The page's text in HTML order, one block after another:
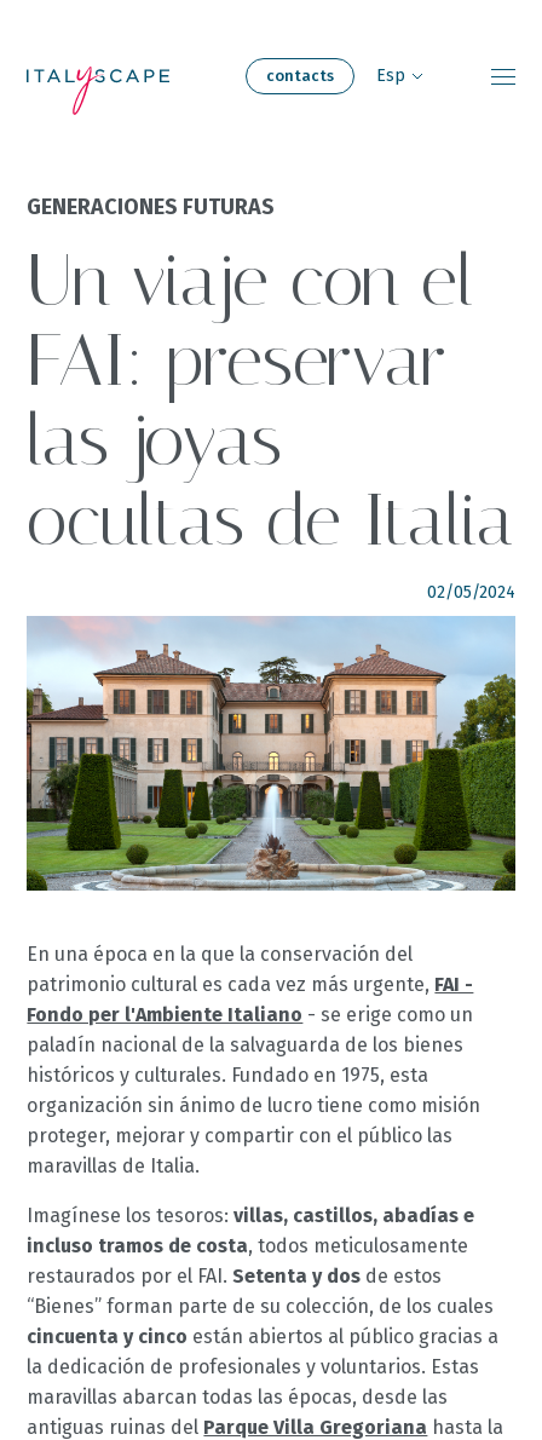
main
Contact
contacts Esp
Acerca de
Nuestros
Nuestro equipo
eventos
Carreras
profesionales
italyscape@italyscape.com
+39 011 2293208
GENERACIONES FUTURAS
Un viaje con el
FAI: preservar
las joyas
ocultas de Italia
02/05/2024
En una época en la que la conservación del
patrimonio cultural es cada vez más urgente, FAI -
Fondo per l'Ambiente Italiano - se erige como un
paladín nacional de la salvaguarda de los bienes
históricos y culturales. Fundado en 1975, esta
organización sin ánimo de lucro tiene como misión
proteger, mejorar y compartir con el público las
maravillas de Italia.
Imagínese los tesoros:villas, castillos, abadías e
incluso tramos de costa, todos meticulosamente
restaurados por el FAI.Setenta y dos de estos
“Bienes” forman parte de su colección, de los cuales
cincuenta y cinco están abiertos al público gracias a
la dedicación de profesionales y voluntarios. Estas
maravillas abarcan todas las épocas, desde las
antiguas ruinas del Parque Villa Gregoriana hasta la